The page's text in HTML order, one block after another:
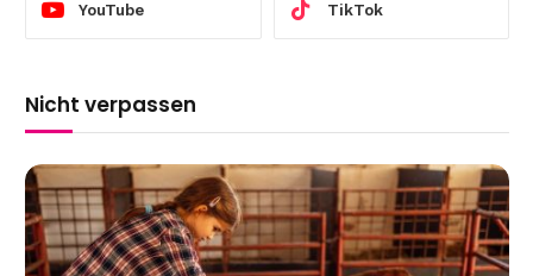
YouTube TikTok
Nicht verpassen